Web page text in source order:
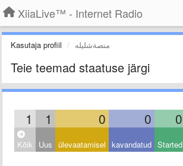
XiiaLive™ - Internet Radio
Kasutaja profiil منصةشليله
Teie teemad staatuse järgi
1 1 0 0 0
Kõik Uus ülevaatamisel kavandatud Started